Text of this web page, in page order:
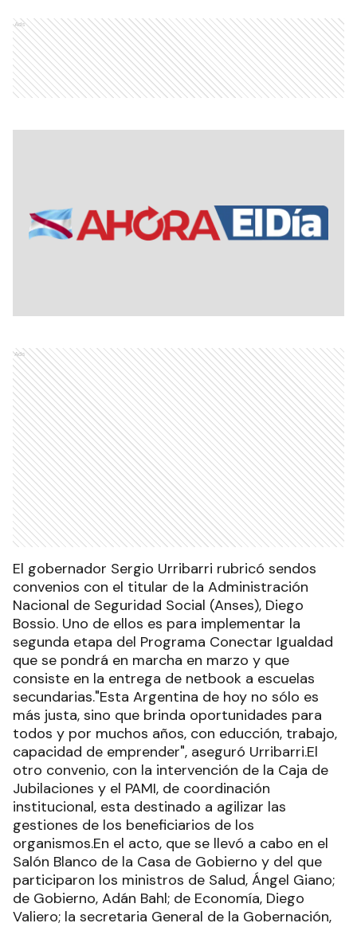
Ads
Ads
El gobernador Sergio Urribarri rubricó sendos
convenios con el titular de la Administración
Nacional de Seguridad Social (Anses), Diego
Bossio. Uno de ellos es para implementar la
segunda etapa del Programa Conectar Igualdad
que se pondrá en marcha en marzo y que
consiste en la entrega de netbook a escuelas
secundarias."Esta Argentina de hoy no sólo es
más justa, sino que brinda oportunidades para
todos y por muchos años, con educción, trabajo,
capacidad de emprender", aseguró Urribarri.El
otro convenio, con la intervención de la Caja de
Jubilaciones y el PAMI, de coordinación
institucional, esta destinado a agilizar las
gestiones de los beneficiarios de los
organismos.En el acto, que se llevó a cabo en el
Salón Blanco de la Casa de Gobierno y del que
participaron los ministros de Salud, Ángel Giano;
de Gobierno, Adán Bahl; de Economía, Diego
Valiero; la secretaria General de la Gobernación,